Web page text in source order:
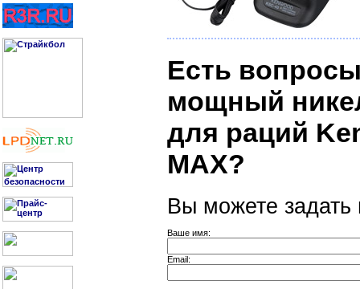
Есть
мощный
для раций
MAX?
Вы можете
Ваше имя:
Email: